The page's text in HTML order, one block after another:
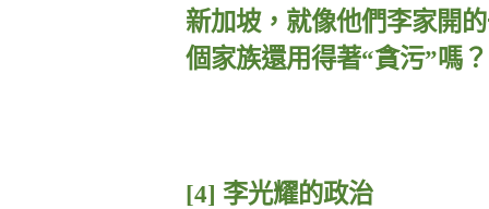
新加坡，就像他們李家開
個家族還用得著“貪污”嗎？
[4] 李光耀的政治